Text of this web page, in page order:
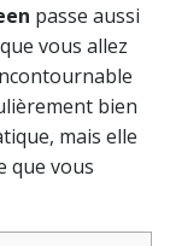
passe aussi
vous allez
bien
mais elle
que vous